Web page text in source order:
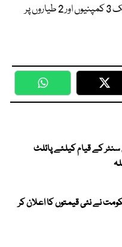
امریکا نے ایران سے منسلک 3 کمپنیوں اور 2 طیاروں پر
WhatsApp
کے قیام کیلئے پائلٹ
نے نئی قیمتوں کا اعلان کر